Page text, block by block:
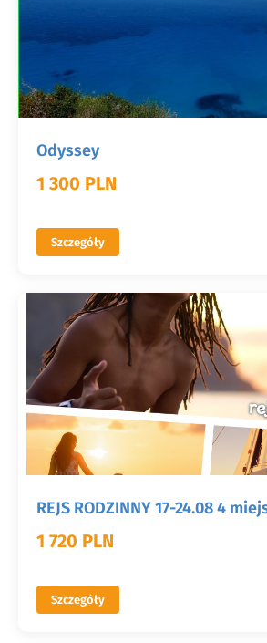
Odyssey
1 300 PLN
Szczegóły
REJS RODZINNY 17-24.08 4
1 720 PLN
Szczegóły